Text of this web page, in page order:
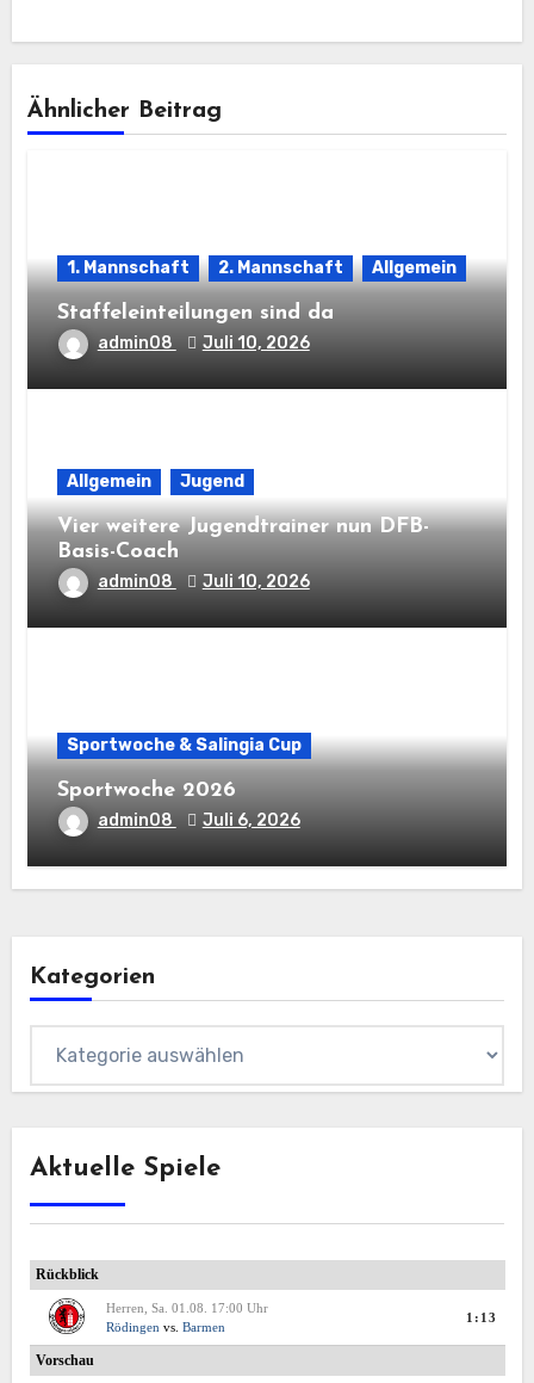
Ähnlicher Beitrag
1. Mannschaft 2. Mannschaft Allgemein
Staffeleinteilungen sind da
admin08 Juli 10, 2026
Allgemein Jugend
Vier weitere Jugendtrainer nun DFB-
Basis-Coach
admin08 Juli 10, 2026
Sportwoche & Salingia Cup
Sportwoche 2026
admin08 Juli 6, 2026
Kategorien
Aktuelle Spiele